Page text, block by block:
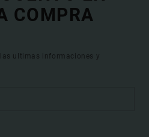
COMPRA
ultimas informaciones y